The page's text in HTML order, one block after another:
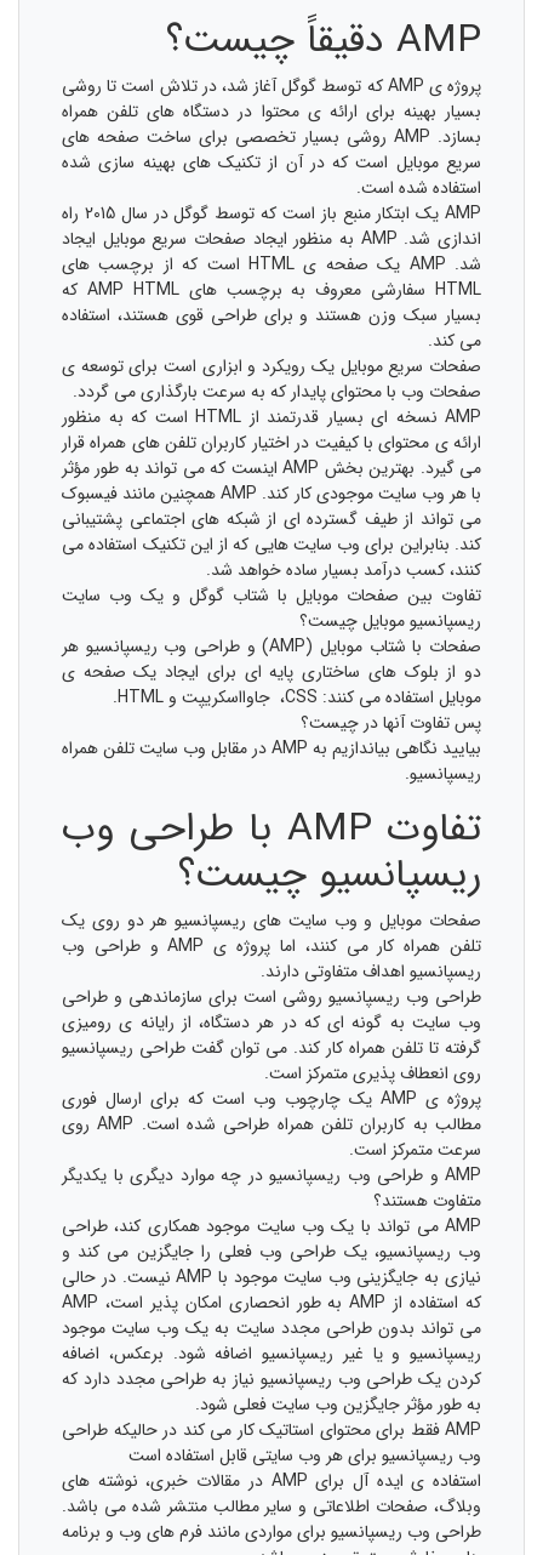
AMP دقیقاً چیست؟
پروژه ی AMP که توسط گوگل آغاز شد، در تلاش است تا روشی
بسیار بهینه برای ارائه ی محتوا در دستگاه های تلفن همراه
بسازد. AMP روشی بسیار تخصصی برای ساخت صفحه های
سریع موبایل است که در آن از تکنیک های بهینه سازی شده
استفاده شده است.
AMP یک ابتکار منبع باز است که توسط گوگل در سال 2015 راه
اندازی شد. AMP به منظور ایجاد صفحات سریع موبایل ایجاد
شد. AMP یک صفحه ی HTML است که از برچسب های
HTML سفارشی معروف به برچسب های AMP HTML که
بسیار سبک وزن هستند و برای طراحی قوی هستند، استفاده
می کند.
صفحات سریع موبایل یک رویکرد و ابزاری است برای توسعه ی
صفحات وب با محتوای پایدار که به سرعت بارگذاری می گردد.
AMP نسخه ای بسیار قدرتمند از HTML است که به منظور
ارائه ی محتوای با کیفیت در اختیار کاربران تلفن های همراه قرار
می گیرد. بهترین بخش AMP اینست که می تواند به طور مؤثر
با هر وب سایت موجودی کار کند. AMP همچنین مانند فیسبوک
می تواند از طیف گسترده ای از شبکه های اجتماعی پشتیبانی
کند. بنابراین برای وب سایت هایی که از این تکنیک استفاده می
کنند، کسب درآمد بسیار ساده خواهد شد.
تفاوت بین صفحات موبایل با شتاب گوگل و یک وب سایت
ریسپانسیو موبایل چیست؟
صفحات با شتاب موبایل (AMP) و طراحی وب ریسپانسیو هر
دو از بلوک های ساختاری پایه ای برای ایجاد یک صفحه ی
موبایل استفاده می کنند: CSS، جاوااسکریپت و HTML.
پس تفاوت آنها در چیست؟
بیایید نگاهی بیاندازیم به AMP در مقابل وب سایت تلفن همراه
ریسپانسیو.
تفاوت AMP با طراحی وب
ریسپانسیو چیست؟
صفحات موبایل و وب سایت های ریسپانسیو هر دو روی یک
تلفن همراه کار می کنند، اما پروژه ی AMP و طراحی وب
ریسپانسیو اهداف متفاوتی دارند.
طراحی وب ریسپانسیو روشی است برای سازماندهی و طراحی
وب سایت به گونه ای که در هر دستگاه، از رایانه ی رومیزی
گرفته تا تلفن همراه کار کند. می توان گفت طراحی ریسپانسیو
روی انعطاف پذیری متمرکز است.
پروژه ی AMP یک چارچوب وب است که برای ارسال فوری
مطالب به کاربران تلفن همراه طراحی شده است. AMP روی
سرعت متمرکز است.
AMP و طراحی وب ریسپانسیو در چه موارد دیگری با یکدیگر
متفاوت هستند؟
AMP می تواند با یک وب سایت موجود همکاری کند، طراحی
وب ریسپانسیو، یک طراحی وب فعلی را جایگزین می کند و
نیازی به جایگزینی وب سایت موجود با AMP نیست. در حالی
که استفاده از AMP به طور انحصاری امکان پذیر است، AMP
می تواند بدون طراحی مجدد سایت به یک وب سایت موجود
ریسپانسیو و یا غیر ریسپانسیو اضافه شود. برعکس، اضافه
کردن یک طراحی وب ریسپانسیو نیاز به طراحی مجدد دارد که
به طور مؤثر جایگزین وب سایت فعلی شود.
AMP فقط برای محتوای استاتیک کار می کند در حالیکه طراحی
وب ریسپانسیو برای هر وب سایتی قابل استفاده است
استفاده ی ایده آل برای AMP در مقالات خبری، نوشته های
وبلاگ، صفحات اطلاعاتی و سایر مطالب منتشر شده می باشد.
طراحی وب ریسپانسیو برای مواردی مانند فرم های وب و برنامه